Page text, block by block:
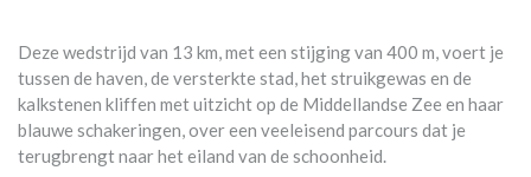
Deze wedstrijd van 13 km, met een stijging van 400 m, voert je
tussen de haven, de versterkte stad, het struikgewas en de
kalkstenen kliffen met uitzicht op de Middellandse Zee en haar
blauwe schakeringen, over een veeleisend parcours dat je
terugbrengt naar het eiland van de schoonheid.